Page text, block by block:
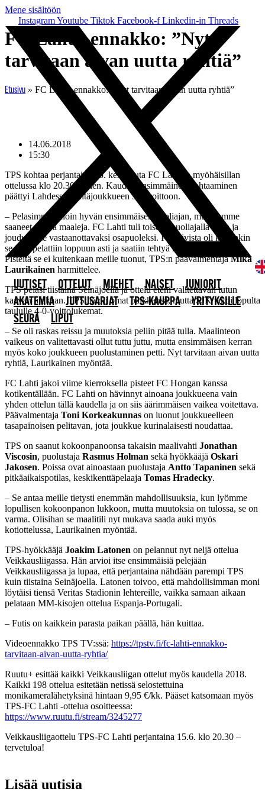
Mene sisältöön
InstagramYoutube Tiktok Facebook-f Linkedin-in Threads
UUTISET OTTELUT MIEHET NAISET
JUNIORIT
AKATEMIA
JUTTUSARJAT TPS-KAUPPA
YRITYKSILLE
SEURA
LIPUT
FC Lahti -ennakko: ”Nyt
tarvitaan aivan uutta ryhtiä”
Etusivu » FC Lahti -ennakko: ”Nyt tarvitaan aivan uutta ryhtiä”
14.06.2018
15:30
TPS kohtaa perjantaina 15. kesäkuuta FC Lahden myöhäisillan
ottelussa klo 20.30 alkaen. Kauden ensimmäinen kohtaaminen
päättyi Lahdessa isäntäjoukkueen 3-2-voittoon.
– Pelasimme silloin hyvän ensimmäisen puoliajan, mutta emme
saaneet tehtyä maaleja. FC Lahti tuli toisella puoliajalla lujaa ja
jouduimme vastaanottavaksi osapuoleksi. Positiivista oli kuitenkin
se, että pelattiin loppuun asti ja saatiin tehtyä ne kavennusmaalit.
Pisteitä se ei kuitenkaan meille tuonut, TPS:n päävalmentajaMika
Laurikainen harmittelee.
TPS pelasi tiistaina Seinäjoella ja ottelu eteni valitettavan tutun
kaavan mukaan. TPS:llä oli omat paikkansa, mutta SJK takoi lopulta
taululle 4-0-voittolukemat.
– Se oli raskas reissu ja muutoksia peliin pitää tulla. Maalinteon
vaikeus on valitettavasti ollut tuttu juttu, mutta ensimmäisen kerran
myös koko joukkueen puolustaminen petti. Nyt tarvitaan aivan uutta
ryhtiä, Laurikainen myöntää.
FC Lahti jakoi viime kierroksella pisteet FC Hongan kanssa
kotikentällään. FC Lahti on hävinnyt ainoana joukkueena vain
yhden ottelun tällä kaudella ja on siis äärimmäisen vaikea voitettava.
Päävalmentaja Toni Korkeakunnas on luonut joukkueelleen
tasapainoisen pelitavan, jota joukkue kurinalaisesti noudattaa.
TPS on saanut kokoonpanoonsa takaisin maalivahti Jonathan
Viscosin, puolustaja Rasmus Holman sekä hyökkääjä Oskari
Jakosen. Poissa ovat ainoastaan puolustaja Antto Tapaninen sekä
pitkäaikaispotilas, keskikenttäpelaaja Tomas Hradecky.
– Se antaa meille tietysti enemmän mahdollisuuksia, kun lyömme
lopullisen kokoonpanon lukkoon, mutta muutoksia on tulossa, se on
varma. Olisihan se maalitili nyt mukava saada auki myös
kotiottelussa, Laurikainen myöntää.
TPS-hyökkääjä Joakim Latonen on pelannut nyt neljä ottelua
Veikkausliigassa. Hän arvioi itse ensimmäisiä pelejään
Veikkausliigassa ja lupaa, että perjantaina nähdään parempi TPS
kuin tiistaina Seinäjoella. Latonen toivoo, että mahdollisimman moni
löytäisi tiensä Veritas Stadionin lehtereille, vaikka samaan aikaan
pelataan MM-kisojen ottelua Espanja-Portugali.
– Futis on kaikkein parasta paikan päällä, hän kuittaa.
Videoennakko TPS TV:ssä: https://tpstv.fi/fc-lahti-ennakko-
tarvitaan-aivan-uutta-ryhtia/
Ruutu+ esittää kaikki Veikkausliigan ottelut myös kaudella 2018.
Kaikki 198 ottelua esitetään netissä selostettuina
monikameralähetyksinä hintaan 9,95 €/kk. Pääset katsomaan myös
TPS-FC Lahti -ottelua osoitteessa:
https://www.ruutu.fi/stream/3245277
Veikkausliigaottelu TPS-FC Lahti perjantaina 15.6. klo 20.30 –
tervetuloa!
Lisää uutisia